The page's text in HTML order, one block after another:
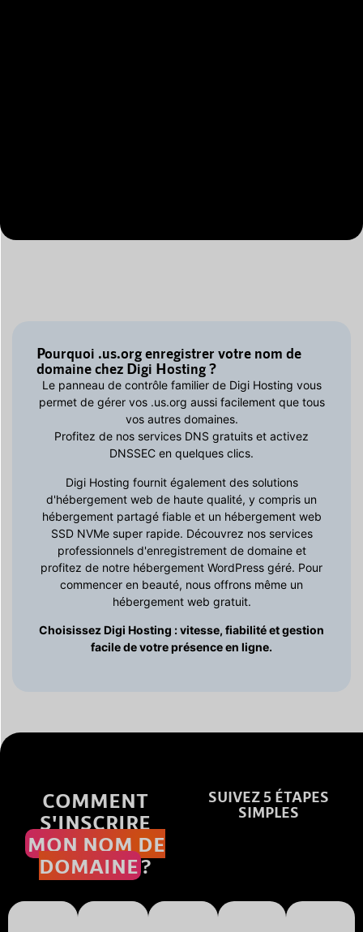
Pourquoi .us.org enregistrer votre nom de
domaine chez Digi Hosting ?
Le panneau de contrôle familier de Digi Hosting vous
permet de gérer vos .us.org aussi facilement que tous
vos autres domaines.
Profitez de nos services DNS gratuits et activez
DNSSEC en quelques clics.
Digi Hosting fournit également des solutions
d'hébergement web de haute qualité, y compris un
hébergement partagé fiable et un hébergement web
SSD NVMe super rapide. Découvrez nos services
professionnels d'enregistrement de domaine et
profitez de notre hébergement WordPress géré. Pour
commencer en beauté, nous offrons même un
hébergement web gratuit.
Choisissez Digi Hosting : vitesse, fiabilité et gestion
facile de votre présence en ligne.
COMMENT
S'INSCRIRE
MON NOM DE
DOMAINE?
SUIVEZ 5 ÉTAPES
SIMPLES